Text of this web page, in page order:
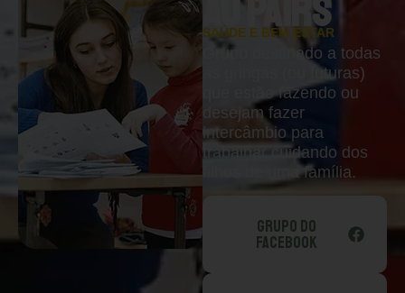
AU PAIRS
SAÚDE E BEM ESTAR
Grupo destinado a todas
as gringas (ou futuras)
que estão fazendo ou
desejam fazer
intercâmbio para
trabalhar cuidando dos
filhos de uma família.
GRUPO DO
FACEBOOK